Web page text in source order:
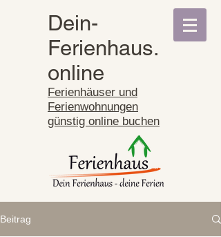
Dein-
Ferienhaus.
online
Ferienhäuser und
Ferienwohnungen
günstig online buchen
Beitrag